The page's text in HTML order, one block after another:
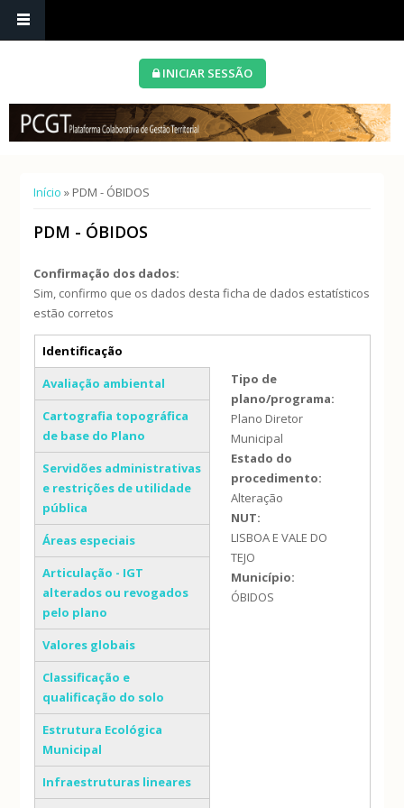
INICIAR SESSÃO
Está aqui
Início » PDM - ÓBIDOS
PDM - ÓBIDOS
Confirmação dos dados:
Sim, confirmo que os dados desta ficha de dados estatísticos
estão corretos
Separadores verticais
Identificação
(separador ativo)
Avaliação ambiental
Cartografia topográfica
de base do Plano
Servidões administrativas
e restrições de utilidade
pública
Áreas especiais
Articulação - IGT
alterados ou revogados
pelo plano
Valores globais
Classificação e
qualificação do solo
Estrutura Ecológica
Municipal
Infraestruturas lineares
Tipo de
plano/programa:
Plano Diretor
Municipal
Estado do
procedimento:
Alteração
NUT:
LISBOA E VALE DO
TEJO
Município:
ÓBIDOS